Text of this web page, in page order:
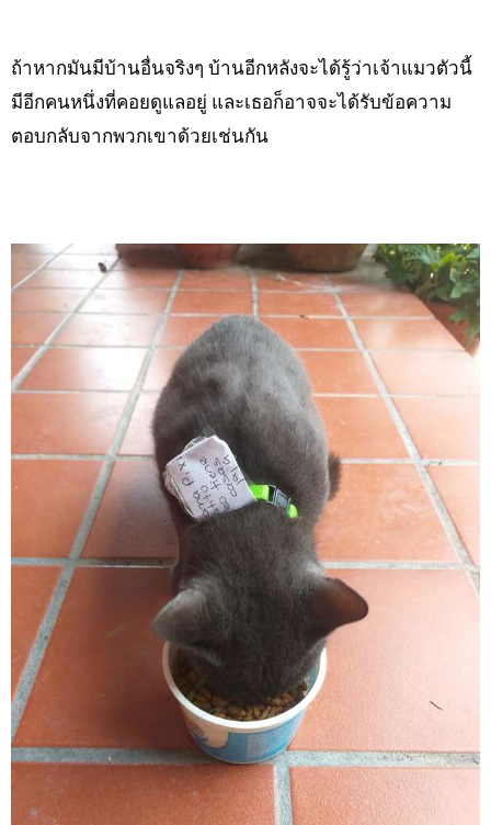
ถ้าหากมันมีบ้านอื่นจริงๆ บ้านอีกหลังจะได้รู้ว่าเจ้าแมวตัวนี้
มีอีกคนหนึ่งที่คอยดูแลอยู่ และเธอก็อาจจะได้รับข้อความ
ตอบกลับจากพวกเขาด้วยเช่นกัน